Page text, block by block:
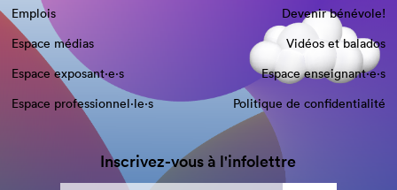
Emplois
Devenir bénévole!
Espace médias
Vidéos et balados
Espace exposant·e⋅s
Espace enseignant·e⋅s
Espace professionnel·le⋅s
Politique de confidentialité
Inscrivez-vous à l'infolettre